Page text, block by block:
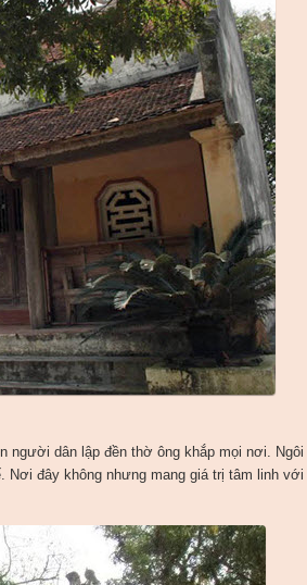
dân lập đền thờ ông khắp mọi nơi. Ngôi
đây không nhưng mang giá trị tâm linh với